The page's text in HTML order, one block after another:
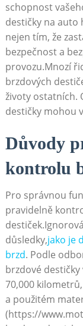
schopnost
destičky na
nejen tím, že
bezpečnost a
provozu.Mnozí
brzdových
životy ostatních.
destičky mohou
Důvody
kontrolu‍
Pro správnou
pravidelně
důsledky,jako je
brzd. Podle
brzdové destičky
70,000
a použitém
(https://